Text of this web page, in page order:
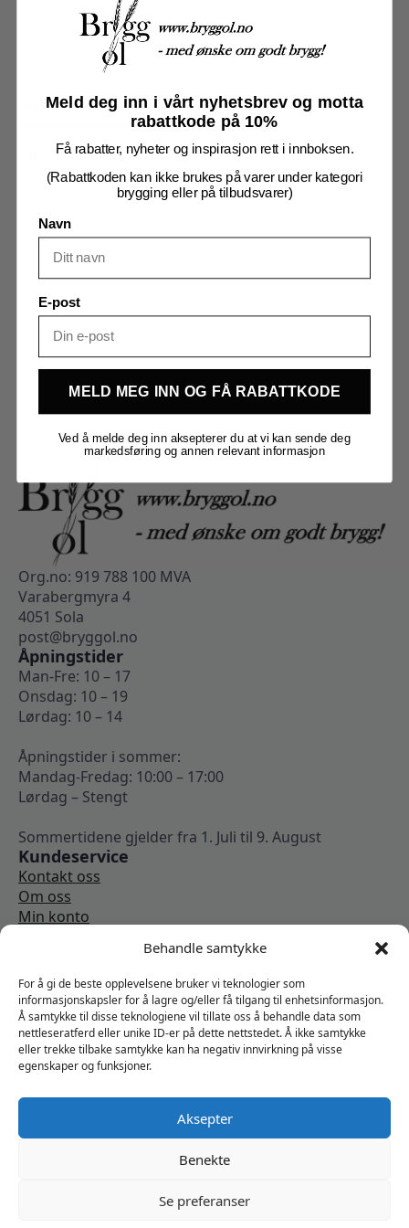
Behandle samtykke
For å gi de beste opplevelsene bruker vi teknologier som
informasjonskapsler for å lagre og/eller få tilgang til enhetsinformasjon.
Å samtykke til disse teknologiene vil tillate oss å behandle data som
nettleseratferd eller unike ID-er på dette nettstedet. Å ikke samtykke
eller trekke tilbake samtykke kan ha negativ innvirkning på visse
egenskaper og funksjoner.
Aksepter
Benekte
Se preferanser
Produktnummer:7712855
Brewtools tilbehør,Brygging,Koblinger
Tilleggsinformasjon Omtaler (0)
Tilleggsinformasjon
0,250 kg
Merker Brewtools
Org.no: 919 788 100 MVA
Varabergmyra 4
4051 Sola
post@bryggol.no
Åpningstider
Man-Fre: 10 – 17
Onsdag: 10 – 19
Lørdag: 10 – 14
Åpningstider i sommer:
Mandag-Fredag: 10:00 – 17:00
Lørdag – Stengt
Sommertidene gjelder fra 1. Juli til 9. August
Kundeservice
Kontakt oss
Om oss
Min konto
Vi er sosiale
Meld deg inn i vårt nyhetsbrev og motta
rabattkode på 10%
Få rabatter, nyheter og inspirasjon rett i innboksen.
(Rabattkoden kan ikke brukes på varer under kategori
brygging eller på tilbudsvarer)
Navn
E-post
MELD MEG INN OG FÅ RABATTKODE
Ved å melde deg inn aksepterer du at vi kan sende deg
markedsføring og annen relevant informasjon